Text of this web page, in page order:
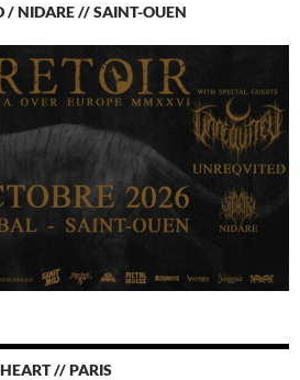
/ NIDARE // SAINT-OUEN
// PARIS